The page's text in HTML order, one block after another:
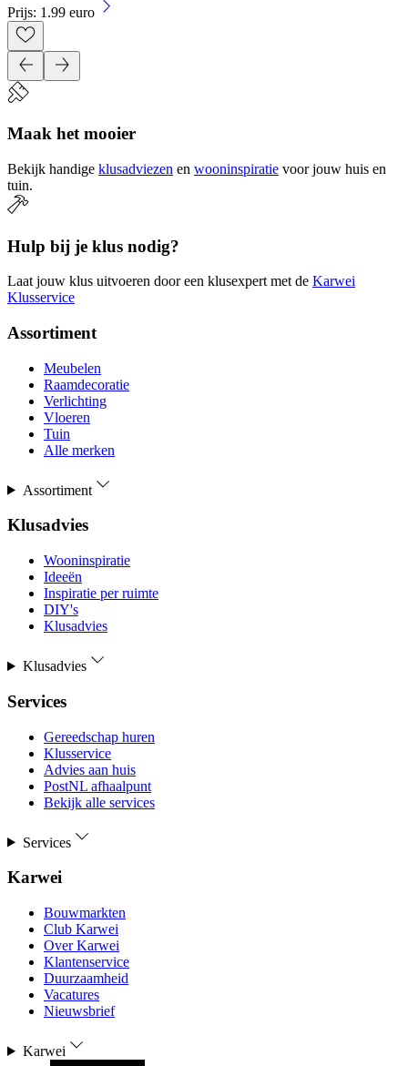
Prijs: 1.99 euro
Maak het mooier
Bekijk handige klusadviezen en wooninspiratie voor jouw huis en
tuin.
Hulp bij je klus nodig?
Laat jouw klus uitvoeren door een klusexpert met de Karwei
Klusservice
Assortiment
Meubelen
Raamdecoratie
Verlichting
Vloeren
Tuin
Alle merken
Assortiment
Klusadvies
Wooninspiratie
Ideeën
Inspiratie per ruimte
DIY's
Klusadvies
Klusadvies
Services
Gereedschap huren
Klusservice
Advies aan huis
PostNL afhaalpunt
Bekijk alle services
Services
Karwei
Bouwmarkten
Club Karwei
Over Karwei
Klantenservice
Duurzaamheid
Vacatures
Nieuwsbrief
Karwei